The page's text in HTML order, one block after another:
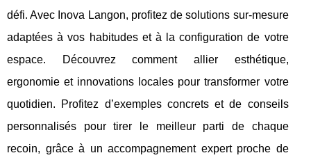
défi. Avec Inova Langon, profitez de solutions sur-mesure
adaptées à vos habitudes et à la configuration de votre
espace. Découvrez comment allier esthétique,
ergonomie et innovations locales pour transformer votre
quotidien. Profitez d’exemples concrets et de conseils
personnalisés pour tirer le meilleur parti de chaque
recoin, grâce à un accompagnement expert proche de